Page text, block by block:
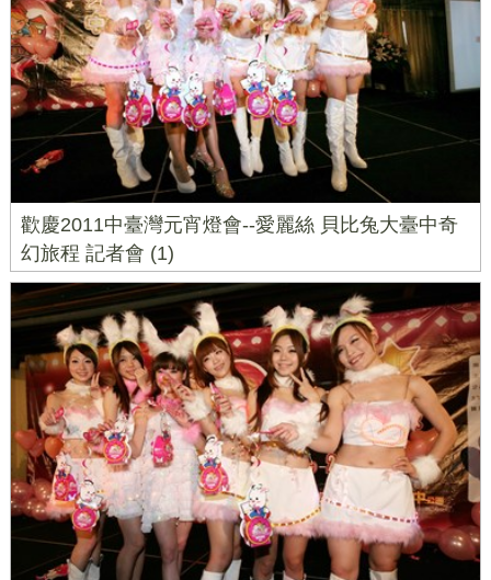
歡慶2011中臺灣元宵燈會--愛麗絲 貝比兔大臺中奇
幻旅程 記者會 (1)